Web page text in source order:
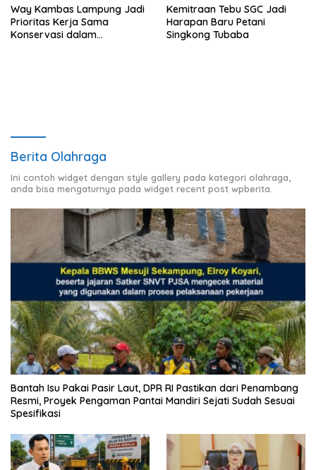
Way Kambas Lampung Jadi
Prioritas Kerja Sama
Konservasi dalam
Kemitraan Tebu SGC Jadi
Harapan Baru Petani
Singkong Tubaba
Berita Olahraga
Ini contoh widget dengan style gallery pada kategori olahraga,
anda bisa mengaturnya pada widget recent post wpberita.
Bantah Isu Pakai Pasir Laut, DPR RI Pastikan dari Penambang
Resmi, Proyek Pengaman Pantai Mandiri Sejati Sudah Sesuai
Spesifikasi